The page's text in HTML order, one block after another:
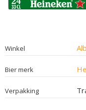
Winkel
Bier merk
Verpakking